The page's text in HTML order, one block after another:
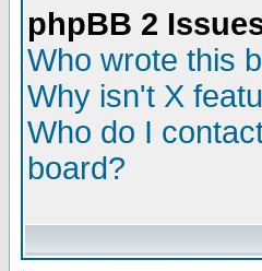
phpBB 2
Who wrote this
Why isn't X
Who do I
board?